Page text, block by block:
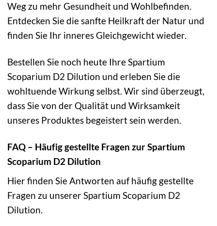
Weg zu mehr Gesundheit und Wohlbefinden.
Entdecken Sie die sanfte Heilkraft der Natur und
finden Sie Ihr inneres Gleichgewicht wieder.
Bestellen Sie noch heute Ihre Spartium
Scoparium D2 Dilution und erleben Sie die
wohltuende Wirkung selbst. Wir sind überzeugt,
dass Sie von der Qualität und Wirksamkeit
unseres Produktes begeistert sein werden.
FAQ – Häufig gestellte Fragen zur Spartium
Scoparium D2 Dilution
Hier finden Sie Antworten auf häufig gestellte
Fragen zu unserer Spartium Scoparium D2
Dilution.